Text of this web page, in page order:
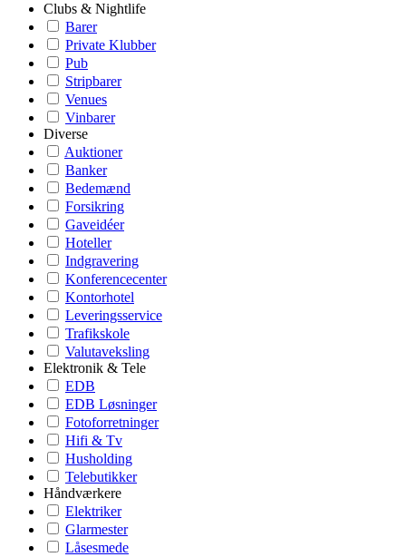
Clubs & Nightlife
Barer
Private Klubber
Pub
Stripbarer
Venues
Vinbarer
Diverse
Auktioner
Banker
Bedemænd
Forsikring
Gaveidéer
Hoteller
Indgravering
Konferencecenter
Kontorhotel
Leveringsservice
Trafikskole
Valutaveksling
Elektronik & Tele
EDB
EDB Løsninger
Fotoforretninger
Hifi & Tv
Husholding
Telebutikker
Håndværkere
Elektriker
Glarmester
Låsesmede